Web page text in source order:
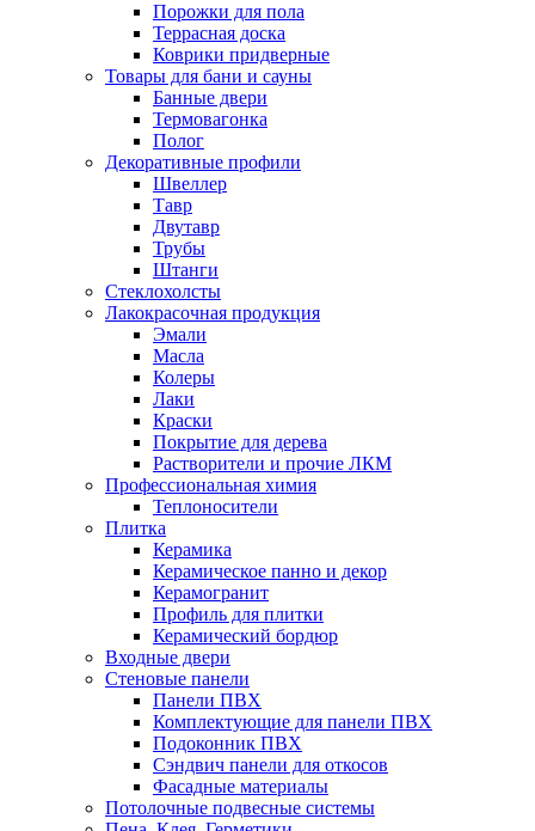
Порожки для пола
Террасная доска
Коврики придверные
Товары для бани и сауны
Банные двери
Термовагонка
Полог
Декоративные профили
Швеллер
Тавр
Двутавр
Трубы
Штанги
Стеклохолсты
Лакокрасочная продукция
Эмали
Масла
Колеры
Лаки
Краски
Покрытие для дерева
Растворители и прочие ЛКМ
Профессиональная химия
Теплоносители
Плитка
Керамика
Керамическое панно и декор
Керамогранит
Профиль для плитки
Керамический бордюр
Входные двери
Стеновые панели
Панели ПВХ
Комплектующие для панели ПВХ
Подоконник ПВХ
Сэндвич панели для откосов
Фасадные материалы
Потолочные подвесные системы